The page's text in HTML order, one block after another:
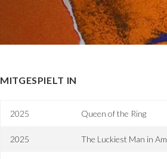
MITGESPIELT IN
2025 Queen of the Ring
2025 The Luckiest Man in